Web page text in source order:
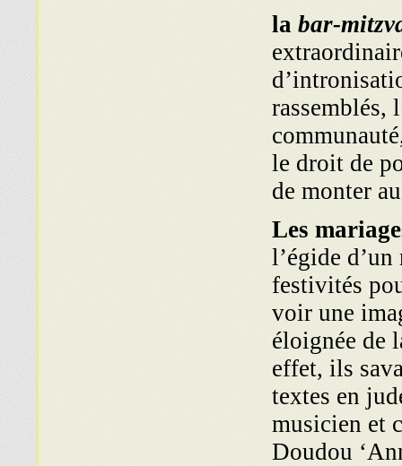
la bar-
rassemblés,
le droit de
de monter
Les
l’égide
festivités
voir une
éloignée de
effet, ils
textes en
musicien et
Doudou